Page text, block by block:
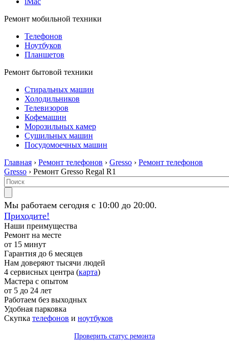
Ремонт мобильной техники
Телефонов
Ноутбуков
Планшетов
Ремонт бытовой техники
Стиральных машин
Холодильников
Телевизоров
Кофемашин
Морозильных камер
Сушильных машин
Посудомоечных машин
Главная › Ремонт телефонов › Gresso › Ремонт телефонов
Gresso › Ремонт Gresso Regal R1
Мы работаем сегодня с 10:00 до 20:00.
Приходите!
Наши преимущества
Ремонт на месте
от 15 минут
Гарантия до 6 месяцев
Нам доверяют тысячи людей
4 сервисных центра (карта)
Мастера с опытом
от 5 до 24 лет
Работаем без выходных
Удобная парковка
Скупка телефонов и ноутбуков
Проверить статус ремонта